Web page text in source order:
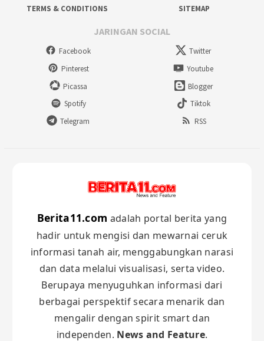
TERMS & CONDITIONS
SITEMAP
JARINGAN SOCIAL
Facebook
Twitter
Pinterest
Youtube
Picassa
Blogger
Spotify
Tiktok
Telegram
RSS
Berita11.com adalah portal berita yang
hadir untuk mengisi dan mewarnai ceruk
informasi tanah air, menggabungkan narasi
dan data melalui visualisasi, serta video.
Berupaya menyuguhkan informasi dari
berbagai perspektif secara menarik dan
mengalir dengan spirit smart dan
independen. News and Feature.